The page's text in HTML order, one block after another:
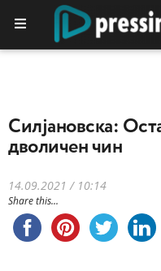
Силјановска:
дволичен чин
14.09.2021 / 10:14
Share this...